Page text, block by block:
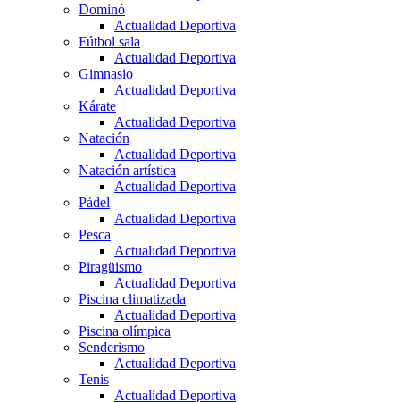
Dominó
Actualidad Deportiva
Fútbol sala
Actualidad Deportiva
Gimnasio
Actualidad Deportiva
Kárate
Actualidad Deportiva
Natación
Actualidad Deportiva
Natación artística
Actualidad Deportiva
Pádel
Actualidad Deportiva
Pesca
Actualidad Deportiva
Piragüismo
Actualidad Deportiva
Piscina climatizada
Actualidad Deportiva
Piscina olímpica
Senderismo
Actualidad Deportiva
Tenis
Actualidad Deportiva